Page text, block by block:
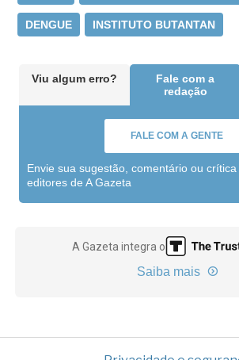
DENGUE INSTITUTO BUTANTAN
Viu algum erro?
Fale com a
redação
FALE COM A GENTE
Envie sua sugestão, comentário ou
editores de A Gazeta
A Gazeta integra o
Saiba mais